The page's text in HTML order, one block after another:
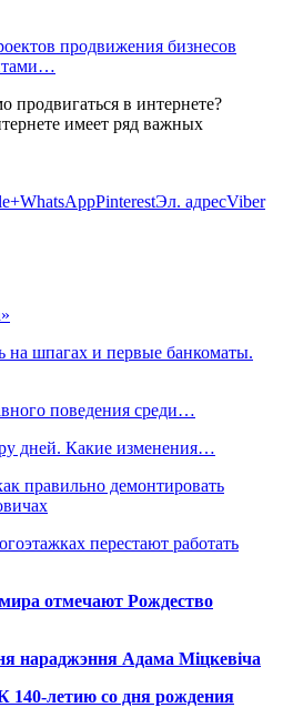
продвижения бизнесов
продвигаться в интернете?
имеет ряд важных
WhatsAppPinterestЭл. адресViber
на шпагах и первые банкоматы.
поведения среди…
дней. Какие изменения…
правильно демонтировать
перестают работать
отмечают Рождество
нараджэння Адама Міцкевіча
140-летию со дня рождения